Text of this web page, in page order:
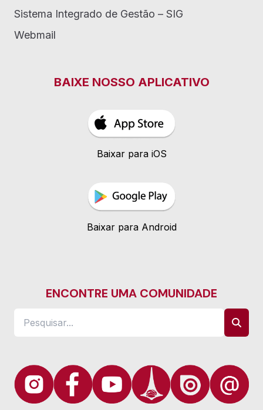
Sistema Integrado de Gestão – SIG
Webmail
BAIXE NOSSO APLICATIVO
Baixar para iOS
Baixar para Android
ENCONTRE UMA COMUNIDADE